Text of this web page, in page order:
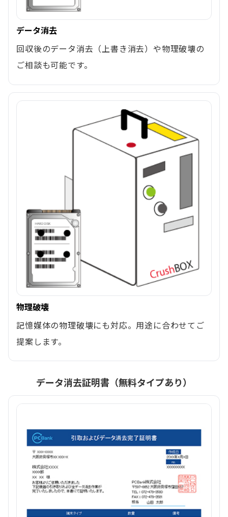
データ消去
回収後のデータ消去（上書き消去）や物理破壊の
ご相談も可能です。
物理破壊
記憶媒体の物理破壊にも対応。用途に合わせてご
提案します。
データ消去証明書（無料タイプあり）